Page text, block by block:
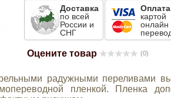
Доставка
по всей
России и
СНГ
Оплата
картой
онлайн
Оцените товар (0)
радужными переливами
пленкой. Пленка